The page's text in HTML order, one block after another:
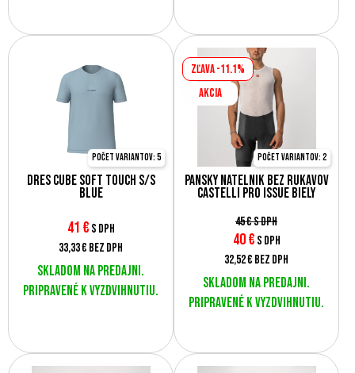
Dres Cube Soft Touch S/S
Blue
Počet variantov: 5
41 € s DPH
33,33 € bez DPH
Skladom na predajni.
Pripravené k vyzdvihnutiu.
Pánsky nátelník bez rukávov
Castelli Pro Issue biely
Zľava -11.1%
AKCIA
Počet variantov: 2
45 €s DPH
40€ s DPH
32,52 € bez DPH
Skladom na predajni.
Pripravené k vyzdvihnutiu.